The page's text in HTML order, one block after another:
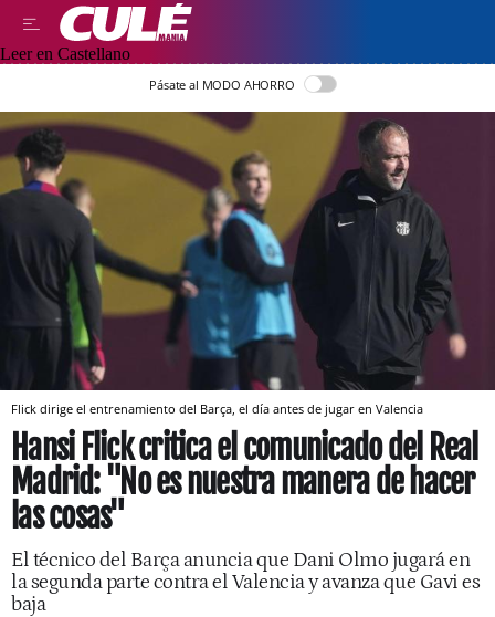
Leer en Castellano
Pásate al MODO AHORRO
Flick dirige el entrenamiento del Barça, el día antes de jugar en Valencia
Hansi Flick critica el comunicado del Real
Madrid: "No es nuestra manera de hacer
las cosas"
El técnico del Barça anuncia que Dani Olmo jugará en
la segunda parte contra el Valencia y avanza que Gavi es
baja